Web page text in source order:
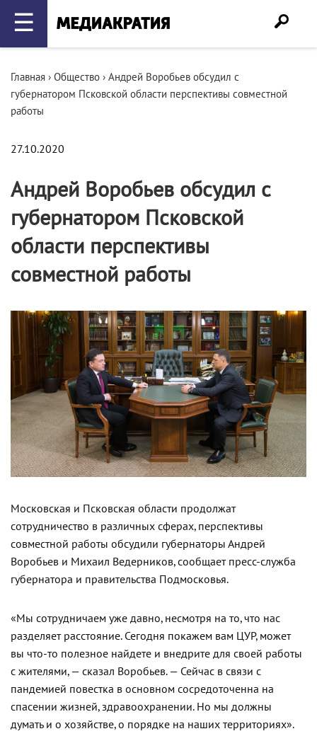
☰
Главная › Общество › Андрей Воробьев обсудил с
губернатором Псковской области перспективы совместной
работы
27.10.2020
Андрей Воробьев обсудил с
губернатором Псковской
области перспективы
совместной работы
Московская и Псковская области продолжат
сотрудничество в различных сферах, перспективы
совместной работы обсудили губернаторы Андрей
Воробьев и Михаил Ведерников, сообщает пресс-служба
губернатора и правительства Подмосковья.
«Мы сотрудничаем уже давно, несмотря на то, что нас
разделяет расстояние. Сегодня покажем вам ЦУР, может
вы что-то полезное найдете и внедрите для своей работы
с жителями, — сказал Воробьев. — Сейчас в связи с
пандемией повестка в основном сосредоточенна на
спасении жизней, здравоохранении. Но мы должны
думать и о хозяйстве, о порядке на наших территориях».